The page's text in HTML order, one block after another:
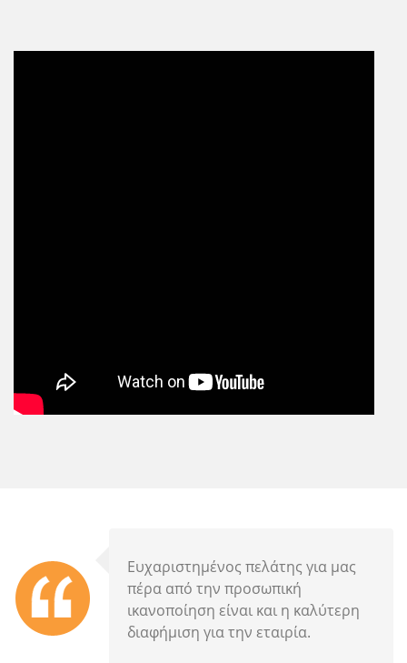
Ευχαριστημένος πελάτης για μας
πέρα από την προσωπική
ικανοποίηση είναι και η καλύτερη
διαφήμιση για την εταιρία.